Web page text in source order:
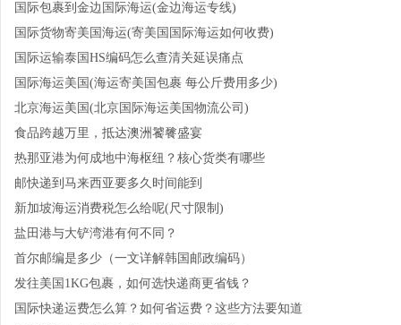
国际包裹到金边国际海运(金边海运专线)
国际货物寄美国海运(寄美国国际海运如何收费)
国际运输泰国HS编码怎么查清关延误痛点
国际海运美国(海运寄美国包裹 每公斤费用多少)
北京海运美国(北京国际海运美国物流公司)
食品跨越万里，抵达澳洲饕餮盛宴
热那亚港为何成地中海枢纽？核心货类有哪些
邮快递到马来西亚要多久时间能到
新加坡海运消费税怎么给呢(尺寸限制)
盐田港与大铲湾港有何不同？
首尔邮编是多少（一文详解韩国邮政编码）
发往美国1KG包裹，如何选快递商更省钱？
国际快递运费怎么算？如何省运费？这些方法要知道